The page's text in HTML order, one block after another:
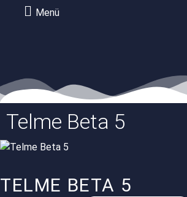
Menü
Telme Beta 5
TELME BETA 5